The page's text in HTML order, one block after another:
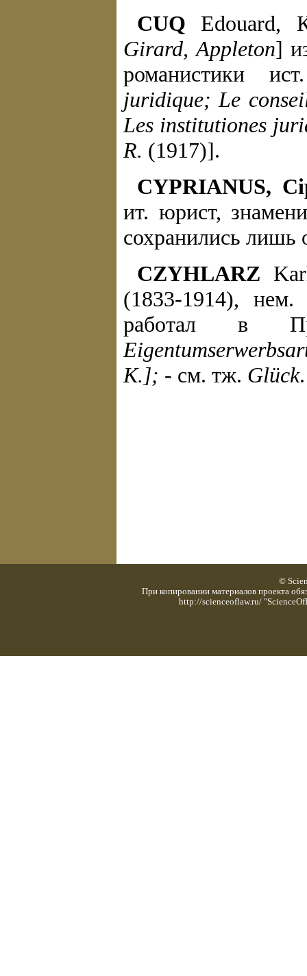
CUQ Edouard,
Girard, Appleton]
романистики
juridique; Le
Les institutiones
R. (1917)].
CYPRIANUS,
ит. юрист,
сохранились лишь
CZYHLARZ
(1833-1914),
работал в
K.]; - см. тж. Glück.
©
При копировании материалов проекта
http://scienceoflaw.ru/